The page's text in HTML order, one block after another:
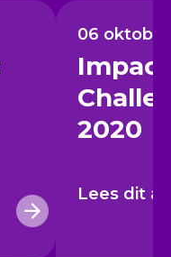
06
Impact
2020
Lees dit